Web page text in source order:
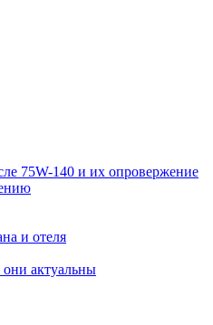
75W-140 и их опровержение
и отеля
они актуальны